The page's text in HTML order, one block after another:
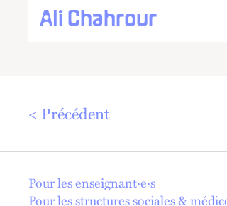
Ali Chahrour
Précédent
En 1 click !
Pour les enseignant·e·s
Pour les structures sociales &